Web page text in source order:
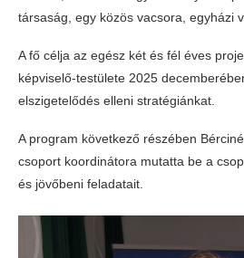
társaság, egy közös vacsora, egyházi
A fő célja az egész két és fél éves
képviselő-testülete 2025
elszigetelődés elleni stratégiánkat.
A program következő részében
csoport koordinátora mutatta be a
és jövőbeni feladatait.